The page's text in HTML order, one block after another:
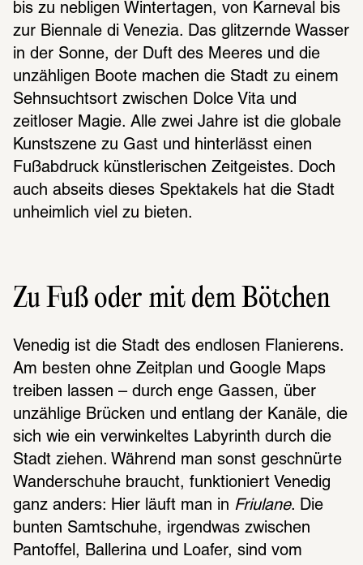
bis zu nebligen Wintertagen, von Karneval bis
zur Biennale di Venezia. Das glitzernde Wasser
in der Sonne, der Duft des Meeres und die
unzähligen Boote machen die Stadt zu einem
Sehnsuchtsort zwischen Dolce Vita und
zeitloser Magie. Alle zwei Jahre ist die globale
Kunstszene zu Gast und hinterlässt einen
Fußabdruck künstlerischen Zeitgeistes. Doch
auch abseits dieses Spektakels hat die Stadt
unheimlich viel zu bieten.
Zu Fuß oder mit dem Bötchen
Venedig ist die Stadt des endlosen Flanierens.
Am besten ohne Zeitplan und Google Maps
treiben lassen – durch enge Gassen, über
unzählige Brücken und entlang der Kanäle, die
sich wie ein verwinkeltes Labyrinth durch die
Stadt ziehen. Während man sonst geschnürte
Wanderschuhe braucht, funktioniert Venedig
ganz anders: Hier läuft man in Friulane. Die
bunten Samtschuhe, irgendwas zwischen
Pantoffel, Ballerina und Loafer, sind vom